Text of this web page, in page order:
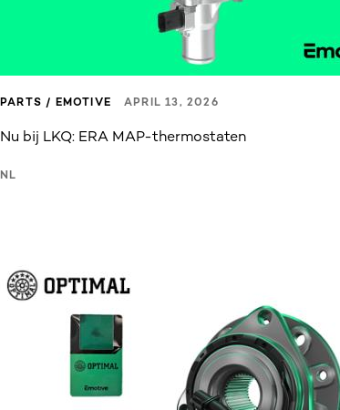
PARTS / EMOTIVE APRIL 13, 2026
Nu bij LKQ: ERA MAP-thermostaten
NL